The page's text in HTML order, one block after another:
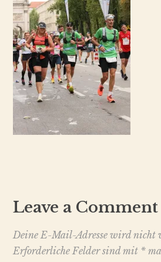
Leave a Comment
Deine E-Mail-Adresse wird nicht
Erforderliche Felder sind mit *